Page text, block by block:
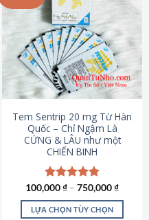
biến
thể.
Các
tùy
chọn
có
thể
chọn
trên
trang
sản
phẩm
Tem Sentrip 20 mg Từ Hàn
Quốc – Chỉ Ngậm Là
CỨNG & LÂU như một
CHIẾN BINH
Được xếp
hạng5.00
5 sao
100,000₫ – 750,000₫
LỰA CHỌN TÙY CHỌN